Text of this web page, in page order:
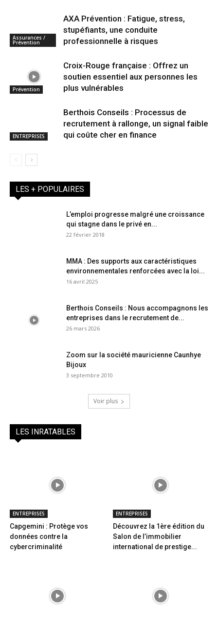
Assurances /
Prévention
AXA Prévention : Fatigue, stress,
stupéfiants, une conduite
professionnelle à risques
Prévention
Croix-Rouge française : Offrez un
soutien essentiel aux personnes les
plus vulnérables
ENTREPRISES
Berthois Conseils : Processus de
recrutement à rallonge, un signal faible
qui coûte cher en finance
LES + POPULAIRES
L’emploi progresse malgré une croissance
qui stagne dans le privé en...
22 février 2018
MMA : Des supports aux caractéristiques
environnementales renforcées avec la loi...
16 avril 2025
Berthois Conseils : Nous accompagnons les
entreprises dans le recrutement de...
26 mars 2026
Zoom sur la société mauricienne Caunhye
Bijoux
3 septembre 2010
Voir plus
LES INRATABLES
ENTREPRISES
Capgemini : Protège vos
données contre la
cybercriminalité
ENTREPRISES
Découvrez la 1ère édition du
Salon de l’immobilier
international de prestige...